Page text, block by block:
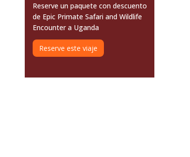
Reserve un paquete con descuento
de Epic Primate Safari and Wildlife
Encounter a Uganda
Reserve este viaje